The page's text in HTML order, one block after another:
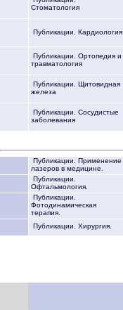
Стоматология
Публикации. Кардиология
Публикации. Ортопедия и
травматология
Публикации. Щитовидная
железа
Публикации. Сосудистые
заболевания
Публикации. Применение
лазеров в медицине.
Публикации.
Офтальмология.
Публикации.
Фотодинамическая
терапия.
Публикации. Хирургия.